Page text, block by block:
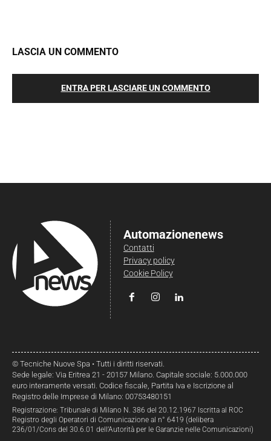
LASCIA UN COMMENTO
ENTRA PER LASCIARE UN COMMENTO
Automazionenews
Contatti
Privacy policy
Cookie Policy
© Tecniche Nuove Spa • Tutti i diritti riservati.
Sede legale: Via Eritrea 21 - 20157 Milano. Capitale sociale: 5.000.000
euro interamente versati. Codice fiscale, Partita Iva e Iscrizione al
Registro delle Imprese di Milano: 00753480151
Registrazione: Tribunale di Milano N. 386 del 20.12.1967 Iscritta al ROC
Registro degli Operatori di Comunicazione al n° 6419 (delibera
236/01/Cons del 30.6.01 dell’Autorità per le Garanzie nelle Comunicazioni)